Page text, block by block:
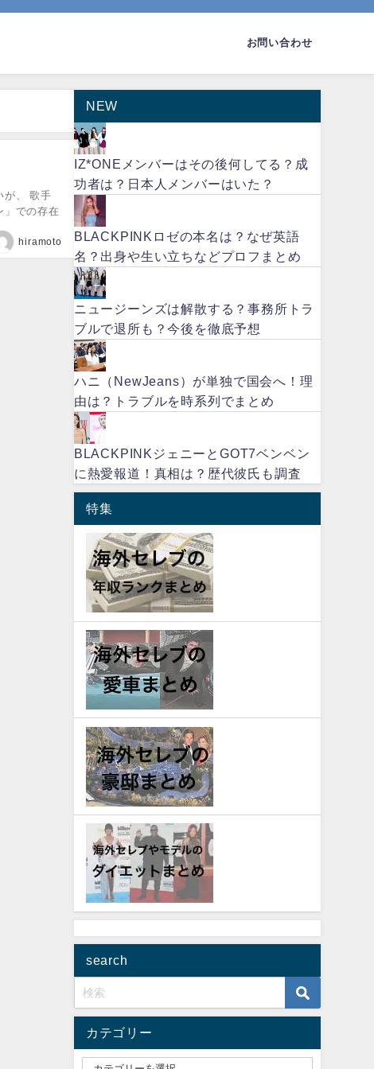
お問い合わせ
が、 歌手
」での存在
hiramoto
NEW
IZ*ONEメンバーはその後何してる？成
功者は？日本人メンバーはいた？
BLACKPINKロゼの本名は？なぜ英語
名？出身や生い立ちなどプロフまとめ
ニュージーンズは解散する？事務所トラ
ブルで退所も？今後を徹底予想
ハニ（NewJeans）が単独で国会へ！理
由は？トラブルを時系列でまとめ
BLACKPINKジェニーとGOT7ベンベン
に熱愛報道！真相は？歴代彼氏も調査
特集
search
カテゴリー